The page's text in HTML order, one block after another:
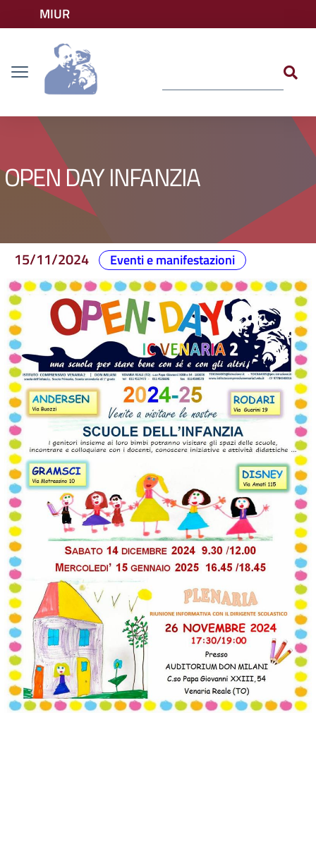
Vai ai contenuti
Vai al menu di navigazione
Vai al footer
MIUR
OPEN DAY INFANZIA
15/11/2024 Eventi e manifestazioni